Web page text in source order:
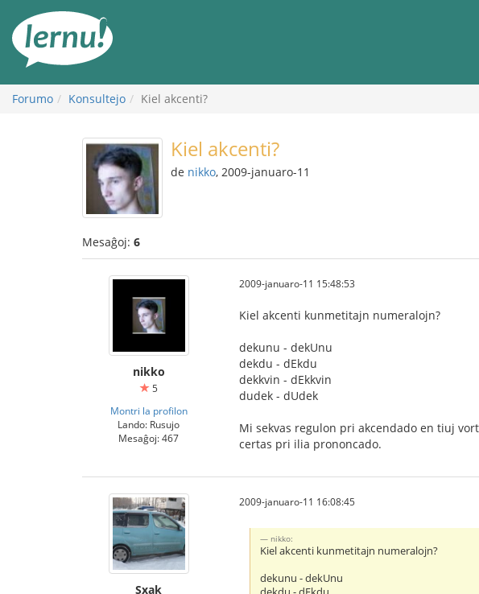
enhavo
Forumo Konsultejo Kiel akcenti?
Kiel akcenti?
de nikko, 2009-januaro-11
Mesaĝoj: 6
nikko
5
Montri la profilon
Lando: Rusujo
Mesaĝoj: 467
2009-januaro-11 15:48:53
Kiel akcenti kunmetitajn numeralojn?
dekunu - dekUnu
dekdu - dEkdu
dekkvin - dEkkvin
dudek - dUdek
Mi sekvas regulon pri akcendado en tiuj
certas pri ilia prononcado.
Sxak
2009-januaro-11 16:08:45
nikko:
Kiel akcenti kunmetitajn numeralojn?
dekunu - dekUnu